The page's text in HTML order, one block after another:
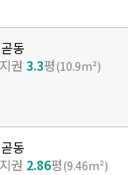
동
권 3.3평(10.9m²)
동
권 2.86평(9.46m²)